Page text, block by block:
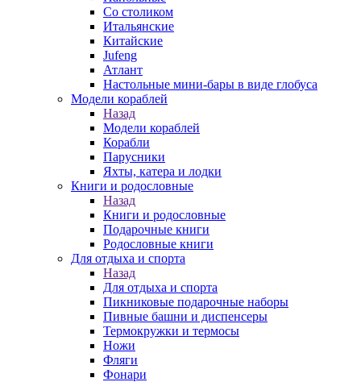
Со столиком
Итальянские
Китайские
Jufeng
Атлант
Настольные мини-бары в виде глобуса
Модели кораблей
Назад
Модели кораблей
Корабли
Парусники
Яхты, катера и лодки
Книги и родословные
Назад
Книги и родословные
Подарочные книги
Родословные книги
Для отдыха и спорта
Назад
Для отдыха и спорта
Пикниковые подарочные наборы
Пивные башни и диспенсеры
Термокружки и термосы
Ножи
Фляги
Фонари